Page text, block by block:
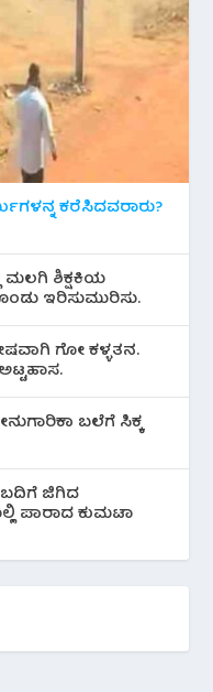
ಕರೆಸಿದವರಾರು?
ಮಲಗಿ ಶಿಕ್ಷಕಿಯ
ಇರಿಸುಮುರಿಸು.
ಗೋ ಕಳ್ಳತನ.
ಬಲೆಗೆ ಸಿಕ್ಕ
ಜಿಗಿದ
ಪಾರಾದ ಕುಮಟಾ